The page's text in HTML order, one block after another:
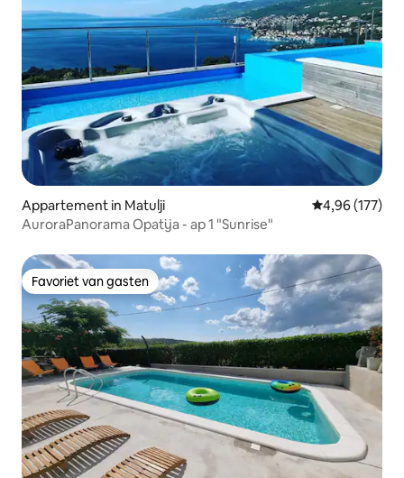
Appartement in Matulji Gemiddelde
4,96 (177)
AuroraPanorama Opatija - ap 1 "Sunrise"
Favoriet van gasten
Favoriet van gasten